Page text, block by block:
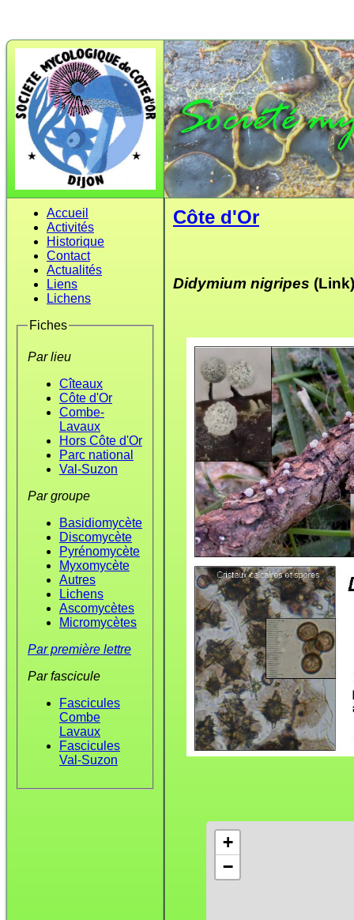
Accueil
Activités
Historique
Contact
Actualités
Liens
Lichens
Fiches
Par lieu
Cîteaux
Côte d'Or
Combe-
Lavaux
Hors Côte d'Or
Parc national
Val-Suzon
Par groupe
Basidiomycète
Discomycète
Pyrénomycète
Myxomycète
Autres
Lichens
Ascomycètes
Micromycètes
Par première lettre
Par fascicule
Fascicules
Combe
Lavaux
Fascicules
Val-Suzon
Côte d'Or
Didymium nigripes
+
−